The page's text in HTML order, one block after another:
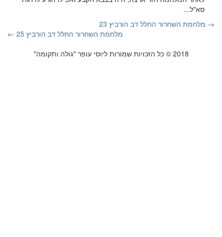
סא"ל...
→ מלחמת השחרור החלל דב הורביץ 23
מלחמת השחרור החלל דב הורביץ 25 ←
2018 © כל הזכויות שמורות ליוסי עופר "גולה ותקומה"